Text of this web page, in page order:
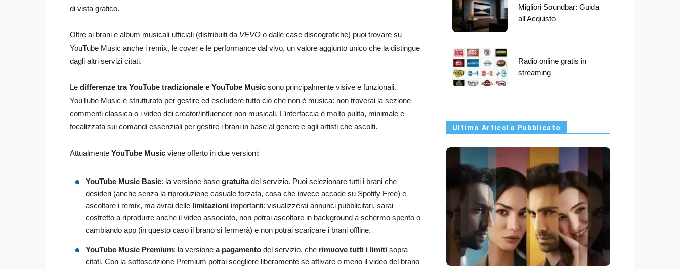
di vista grafico.
Oltre ai brani e album musicali ufficiali (distribuiti da VEVO o dalle case discografiche) puoi trovare su
YouTube Music anche i remix, le cover e le performance dal vivo, un valore aggiunto unico che la distingue
dagli altri servizi citati.
Le differenze tra YouTube tradizionale e YouTube Music sono principalmente visive e funzionali.
YouTube Music è strutturato per gestire ed escludere tutto ciò che non è musica: non troverai la sezione
commenti classica o i video dei creator/influencer non musicali. L’interfaccia è molto pulita, minimale e
focalizzata sui comandi essenziali per gestire i brani in base al genere e agli artisti che ascolti.
Attualmente YouTube Music viene offerto in due versioni:
YouTube Music Basic: la versione base gratuitadel servizio. Puoi selezionare tutti i brani che
desideri (anche senza la riproduzione casuale forzata, cosa che invece accade su Spotify Free) e
ascoltare i remix, ma avrai delle limitazioni importanti: visualizzerai annunci pubblicitari, sarai
costretto a riprodurre anche il video associato, non potrai ascoltare in background a schermo spento o
cambiando app (in questo caso il brano si fermerà) e non potrai scaricare i brani offline.
YouTube Music Premium: la versione a pagamento del servizio, che rimuove tutti i limiti sopra
citati. Con la sottoscrizione Premium potrai scegliere liberamente se attivare o meno il video del brano
Migliori Soundbar: Guida
all'Acquisto
Radio online gratis in
streaming
Ultimo Articolo Pubblicato